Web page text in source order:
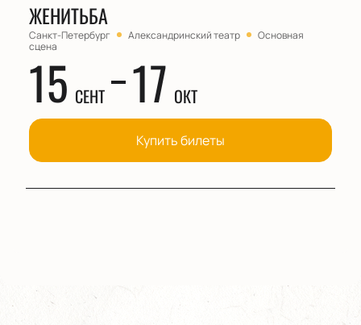
ЖЕНИТЬБА
Санкт-Петербург Александринский театр
Основная
сцена
15 СЕНТ 17 ОКТ
Купить билеты